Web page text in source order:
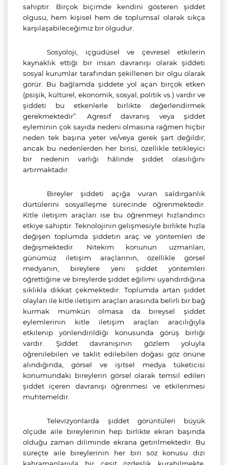
sahiptir. Birçok biçimde kendini gösteren şiddet
olgusu, hem kişisel hem de toplumsal olarak sıkça
karşılaşabileceğimiz bir olgudur.
Sosyoloji, içgüdüsel ve çevresel etkilerin
kaynaklık ettiği bir insan davranışı olarak şiddeti
sosyal kurumlar tarafından şekillenen bir olgu olarak
görür. Bu bağlamda şiddete yol açan birçok etken
(psişik, kültürel, ekonomik, sosyal, politik vs.) vardır ve
şiddeti bu etkenlerle birlikte değerlendirmek
gerekmektedir”. Agresif davranış veya şiddet
eyleminin çok sayıda nedeni olmasına rağmen hiçbir
neden tek başına yeter ve/veya gerek şart değildir;
ancak bu nedenlerden her birisi, özellikle tetikleyici
bir nedenin varlığı hâlinde şiddet olasılığını
artırmaktadır.
Bireyler şiddeti açığa vuran saldırganlık
dürtülerini sosyalleşme sürecinde öğrenmektedir.
Kitle iletişim araçları ise bu öğrenmeyi hızlandırıcı
etkiye sahiptir. Teknolojinin gelişmesiyle birlikte hızla
değişen toplumda şiddetin araç ve yöntemleri de
değişmektedir. Nitekim konunun uzmanları,
günümüz iletişim araçlarının, özellikle görsel
medyanın, bireylere yeni şiddet yöntemleri
öğrettiğine ve bireylerde şiddet eğilimi uyandırdığına
sıklıkla dikkat çekmektedir. Toplumda artan şiddet
olayları ile kitle iletişim araçları arasında belirli bir bağ
kurmak mümkün olmasa da bireysel şiddet
eylemlerinin kitle iletişim araçları aracılığıyla
etkilenip yönlendirildiği konusunda görüş birliği
vardır. Şiddet davranışının gözlem yoluyla
öğrenilebilen ve taklit edilebilen doğası göz önüne
alındığında, görsel ve işitsel medya tüketicisi
konumundaki bireylerin görsel olarak temsil edilen
şiddet içeren davranışı öğrenmesi ve etkilenmesi
muhtemeldir.
Televizyonlarda şiddet görüntüleri büyük
ölçüde aile bireylerinin hep birlikte ekran başında
olduğu zaman diliminde ekrana getirilmektedir. Bu
süreçte aile bireylerinin her biri söz konusu dizi